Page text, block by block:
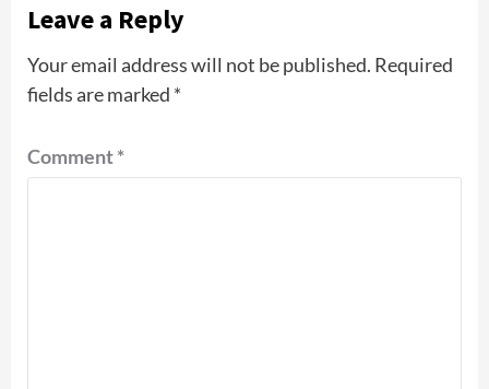
Leave a Reply
Your email address will not be published. Required
fields are marked *
Comment*